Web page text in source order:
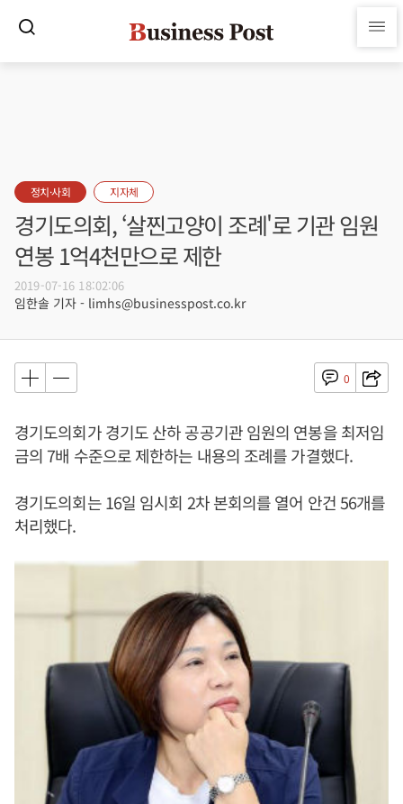
정치·사회 지자체
경기도의회, ‘살찐고양이 조례'로 기관 임원
연봉 1억4천만으로 제한
2019-07-16 18:02:06
임한솔 기자 - limhs@businesspost.co.kr
0
경기도의회가 경기도 산하 공공기관 임원의 연봉을 최저임
금의 7배 수준으로 제한하는 내용의 조례를 가결했다.
경기도의회는 16일 임시회 2차 본회의를 열어 안건 56개를
처리했다.